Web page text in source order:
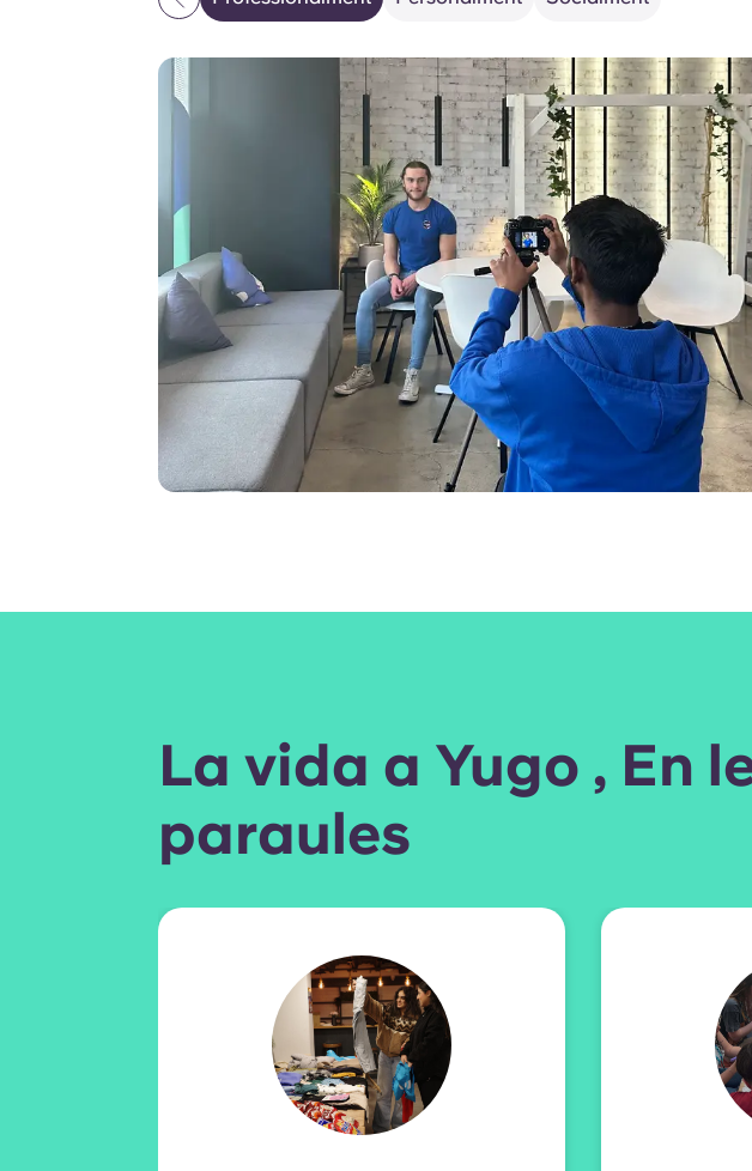
La vida a Yugo , En
paraules